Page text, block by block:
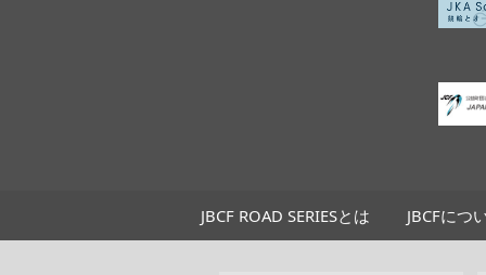
JBCF ROAD SERIESとは JBCFにつ